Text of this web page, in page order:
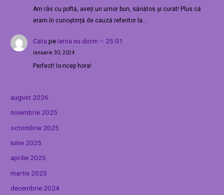
Am râs cu poftă, aveți un umor bun, sănătos și curat! Plus că
eram în cunoștință de cauză referitor la…
Cata pe Iarna nu dorm – 25.01
ianuarie 30, 2024
Perfect! Io-ncep hora!
august 2026
noiembrie 2025
octombrie 2025
iunie 2025
aprilie 2025
martie 2025
decembrie 2024